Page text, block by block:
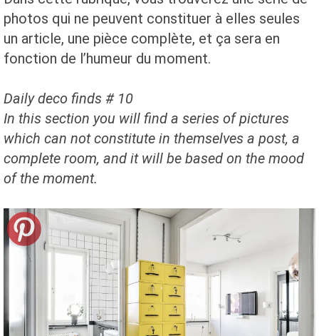
photos qui ne peuvent constituer à elles seules
un article, une pièce complète, et ça sera en
fonction de l’humeur du moment.
Daily deco finds # 10
In this section you will find a series of pictures
which can not constitute in themselves a post, a
complete room, and it will be based on the mood
of the moment.